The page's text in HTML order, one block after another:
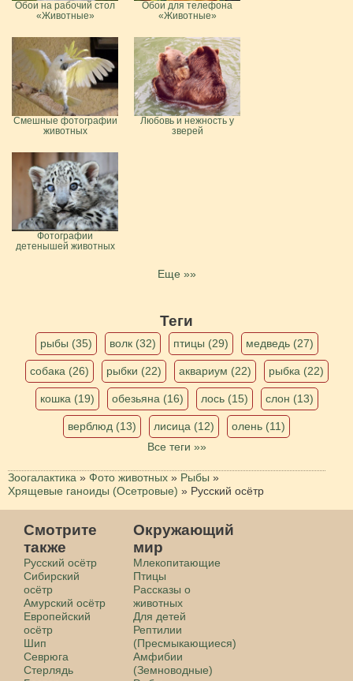
Обои на рабочий стол
«Животные»
Обои для телефона
«Животные»
Смешные фотографии
животных
Любовь и нежность у
зверей
Фотографии
детенышей животных
Еще »»
Теги
рыбы (35) волк (32) птицы (29) медведь (27)
собака (26) рыбки (22) аквариум (22) рыбка (22)
кошка (19) обезьяна (16) лось (15) слон (13)
верблюд (13) лисица (12)
олень (11)
Все теги »»
Зоогалактика » Фото животных » Рыбы »
Хрящевые ганоиды (Осетровые) » Русский осётр
Смотрите
также
Русский осётр
Сибирский
осётр
Амурский осётр
Европейский
осётр
Шип
Севрюга
Стерлядь
Окружающий
мир
Млекопитающие
Птицы
Рассказы о
животных
Для детей
Рептилии
(Пресмыкающиеся)
Амфибии
(Земноводные)